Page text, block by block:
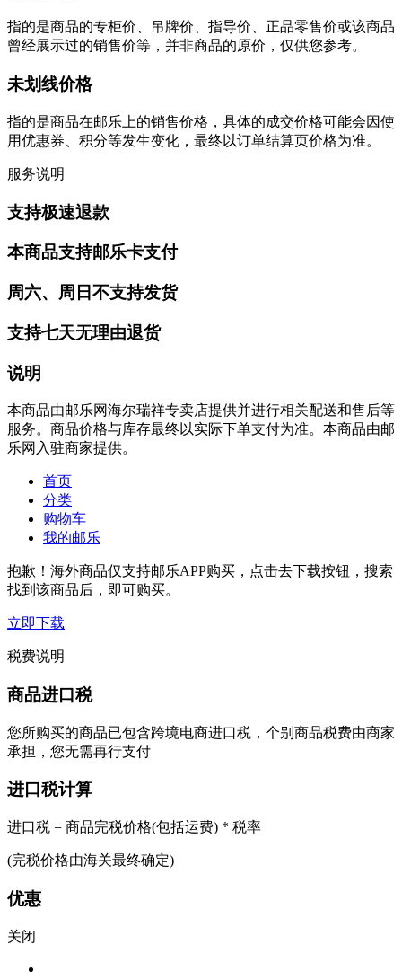
指的是商品的专柜价、吊牌价、指导价、正品零售价或该商品
曾经展示过的销售价等，并非商品的原价，仅供您参考。
未划线价格
指的是商品在邮乐上的销售价格，具体的成交价格可能会因使
用优惠券、积分等发生变化，最终以订单结算页价格为准。
服务说明
支持极速退款
本商品支持邮乐卡支付
周六、周日不支持发货
支持七天无理由退货
说明
本商品由邮乐网海尔瑞祥专卖店提供并进行相关配送和售后等
服务。商品价格与库存最终以实际下单支付为准。本商品由邮
乐网入驻商家提供。
首页
分类
购物车
我的邮乐
抱歉！海外商品仅支持邮乐APP购买，点击去下载按钮，搜索
找到该商品后，即可购买。
立即下载
税费说明
商品进口税
您所购买的商品已包含跨境电商进口税，个别商品税费由商家
承担，您无需再行支付
进口税计算
进口税 = 商品完税价格(包括运费) * 税率
(完税价格由海关最终确定)
优惠
关闭